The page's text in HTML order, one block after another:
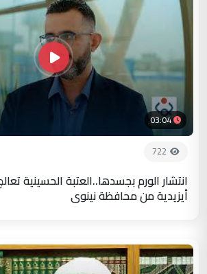
03:04
722
انتشار الورم بجسدها..العتبة الحسينية
أيزيدية من محافظة نينوى